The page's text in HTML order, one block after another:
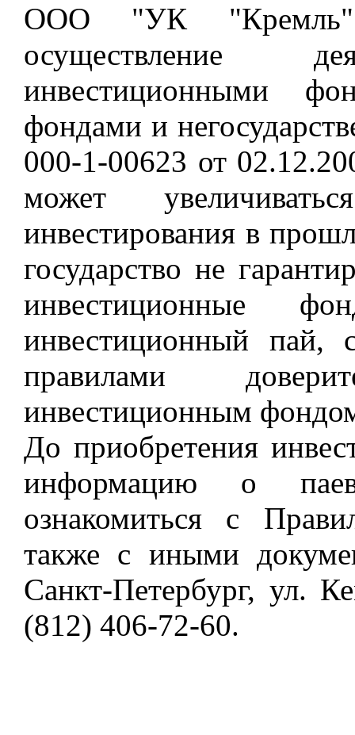
ООО "УК
осуществление
инвестиционными
фондами и
000-1-00623 от
может
инвестирования в
государство не
инвестиционные
инвестиционный пай,
правилами
инвестиционным
До приобретения
информацию о
ознакомиться с
также с иными
Санкт-Петербург, ул.
(812) 406-72-60.